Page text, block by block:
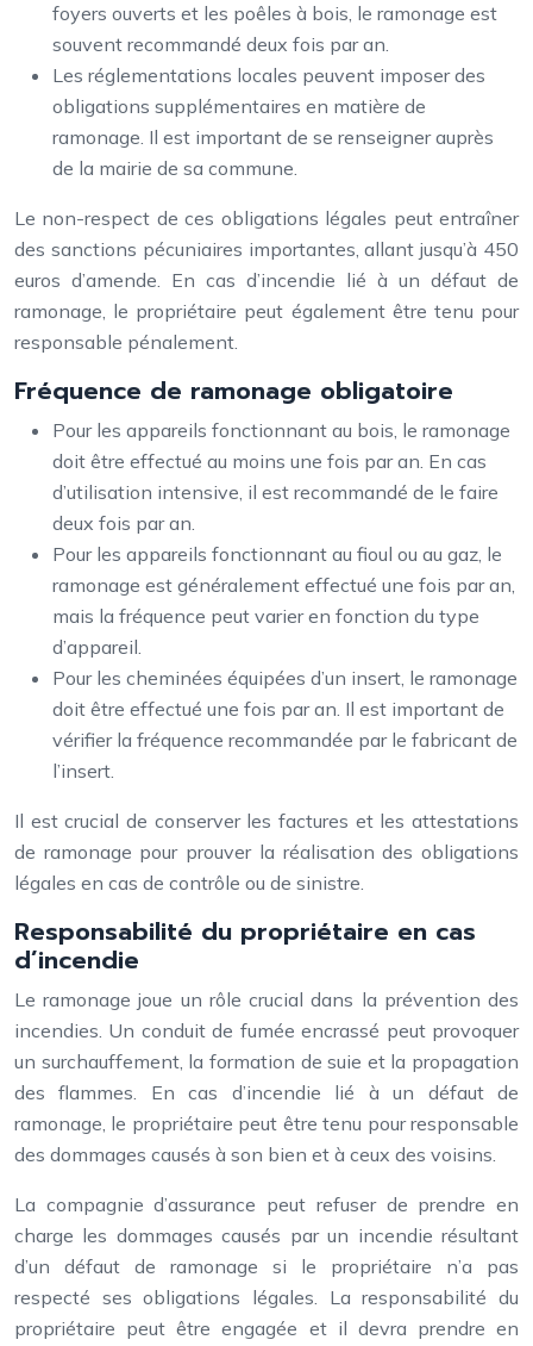
foyers ouverts et les poêles à bois, le ramonage est
souvent recommandé deux fois par an.
Les réglementations locales peuvent imposer des
obligations supplémentaires en matière de
ramonage. Il est important de se renseigner auprès
de la mairie de sa commune.
Le non-respect de ces obligations légales peut entraîner
des sanctions pécuniaires importantes, allant jusqu’à 450
euros d’amende. En cas d’incendie lié à un défaut de
ramonage, le propriétaire peut également être tenu pour
responsable pénalement.
Fréquence de ramonage obligatoire
Pour les appareils fonctionnant au bois, le ramonage
doit être effectué au moins une fois par an. En cas
d’utilisation intensive, il est recommandé de le faire
deux fois par an.
Pour les appareils fonctionnant au fioul ou au gaz, le
ramonage est généralement effectué une fois par an,
mais la fréquence peut varier en fonction du type
d’appareil.
Pour les cheminées équipées d’un insert, le ramonage
doit être effectué une fois par an. Il est important de
vérifier la fréquence recommandée par le fabricant de
l’insert.
Il est crucial de conserver les factures et les attestations
de ramonage pour prouver la réalisation des obligations
légales en cas de contrôle ou de sinistre.
Responsabilité du propriétaire en cas
d’incendie
Le ramonage joue un rôle crucial dans la prévention des
incendies. Un conduit de fumée encrassé peut provoquer
un surchauffement, la formation de suie et la propagation
des flammes. En cas d’incendie lié à un défaut de
ramonage, le propriétaire peut être tenu pour responsable
des dommages causés à son bien et à ceux des voisins.
La compagnie d’assurance peut refuser de prendre en
charge les dommages causés par un incendie résultant
d’un défaut de ramonage si le propriétaire n’a pas
respecté ses obligations légales. La responsabilité du
propriétaire peut être engagée et il devra prendre en